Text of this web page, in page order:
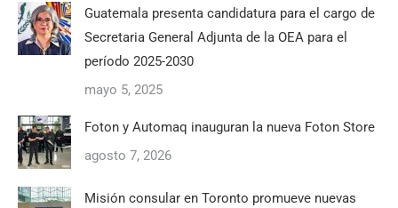
Guatemala presenta candidatura para el cargo de
Secretaria General Adjunta de la OEA para el
período 2025-2030
mayo 5, 2025
Foton y Automaq inauguran la nueva Foton Store
agosto 7, 2026
Misión consular en Toronto promueve nuevas